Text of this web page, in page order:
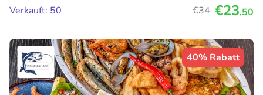
Verkauft: 50
€34 €23,50
40% Rabatt